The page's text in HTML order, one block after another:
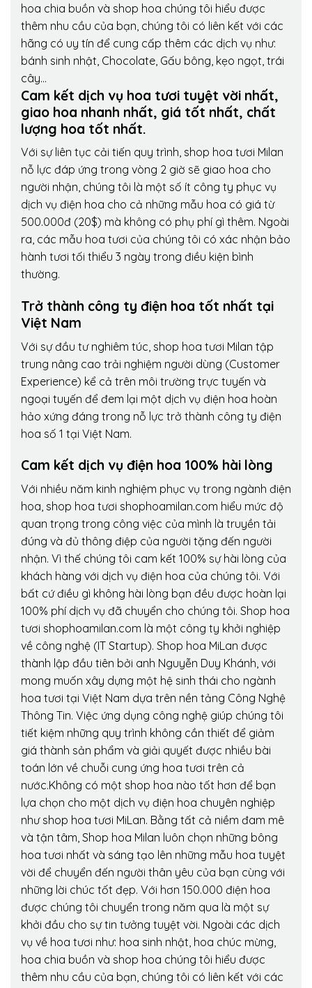
hoa chia buồn và shop hoa chúng tôi hiểu được
thêm nhu cầu của bạn, chúng tôi có liên kết với các
hãng có uy tín để cung cấp thêm các dịch vụ như:
bánh sinh nhật, Chocolate, Gấu bông, kẹo ngọt, trái
cây…
Cam kết dịch vụ hoa tươi tuyệt vời nhất,
giao hoa nhanh nhất, giá tốt nhất, chất
lượng hoa tốt nhất.
Với sự liên tục cải tiến quy trình, shop hoa tươi Milan
nỗ lực đáp ứng trong vòng 2 giờ sẽ giao hoa cho
người nhận, chúng tôi là một số ít công ty phục vụ
dịch vụ điện hoa cho cả những mẫu hoa có giá từ
500.000đ (20$) mà không có phụ phí gì thêm. Ngoài
ra, các mẫu hoa tươi của chúng tôi có xác nhận bảo
hành tươi tối thiểu 3 ngày trong điều kiện bình
thường.
Trở thành công ty điện hoa tốt nhất tại
Việt Nam
Với sự đầu tư nghiêm túc, shop hoa tươi Milan tập
trung nâng cao trải nghiệm người dùng (Customer
Experience) kể cả trên môi trường trực tuyến và
ngoại tuyến để đem lại một dịch vụ điện hoa hoàn
hảo xứng đáng trong nỗ lực trở thành công ty điện
hoa số 1 tại Việt Nam.
Cam kết dịch vụ điện hoa 100% hài lòng
Với nhiều năm kinh nghiệm phục vụ trong ngành điện
hoa, shop hoa tươi shophoamilan.com hiểu mức độ
quan trọng trong công việc của mình là truyền tải
đúng và đủ thông điệp của người tặng đến người
nhận. Vì thế chúng tôi cam kết 100% sự hài lòng của
khách hàng với dịch vụ điện hoa của chúng tôi. Với
bất cứ điều gì không hài lòng bạn đều được hoàn lại
100% phí dịch vụ đã chuyển cho chúng tôi. Shop hoa
tươi shophoamilan.com là một công ty khởi nghiệp
về công nghệ (IT Startup). Shop hoa MiLan được
thành lập đầu tiên bởi anh Nguyễn Duy Khánh, với
mong muốn xây dựng một hệ sinh thái cho ngành
hoa tươi tại Việt Nam dựa trên nền tảng Công Nghệ
Thông Tin. Việc ứng dụng công nghệ giúp chúng tôi
tiết kiệm những quy trình không cần thiết để giảm
giá thành sản phẩm và giải quyết được nhiều bài
toán lớn về chuỗi cung ứng hoa tươi trên cả
nước.Không có một shop hoa nào tốt hơn để bạn
lựa chọn cho một dịch vụ điện hoa chuyên nghiệp
như shop hoa tươi MiLan. Bằng tất cả niềm đam mê
và tận tâm, Shop hoa Milan luôn chọn những bông
hoa tươi nhất và sáng tạo lên những mẫu hoa tuyệt
vời để chuyển đến người thân yêu của bạn cùng với
những lời chúc tốt đẹp. Với hơn 150.000 điện hoa
được chúng tôi chuyển trong năm qua là một sự
khởi đầu cho sự tin tưởng tuyệt vời. Ngoài các dịch
vụ về hoa tươi như: hoa sinh nhật, hoa chúc mừng,
hoa chia buồn và shop hoa chúng tôi hiểu được
thêm nhu cầu của bạn, chúng tôi có liên kết với các